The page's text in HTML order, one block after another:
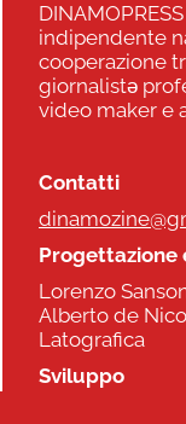
indipendente
cooperazione
giornalistə
video maker e
Contatti
Progettazione
Lorenzo
Alberto de
Latografica
Sviluppo